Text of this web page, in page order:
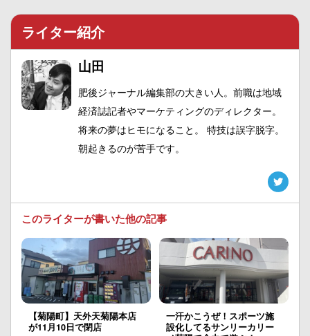
ライター紹介
山田
肥後ジャーナル編集部の大きい人。前職は地域
経済誌記者やマーケティングのディレクター。
将来の夢はヒモになること。 特技は誤字脱字。
朝起きるのが苦手です。
このライターが書いた他の記事
【菊陽町】天外天菊陽本店
が11月10日で閉店
一汗かこうぜ！スポーツ施
設化してるサンリーカリー